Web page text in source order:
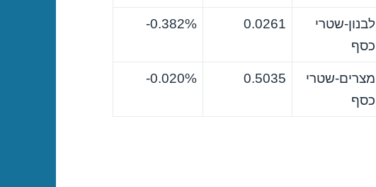
לבנון-שטרי
כסף
0.0261
0.382%-
מצרים-שטרי
כסף
0.5035
0.020%-